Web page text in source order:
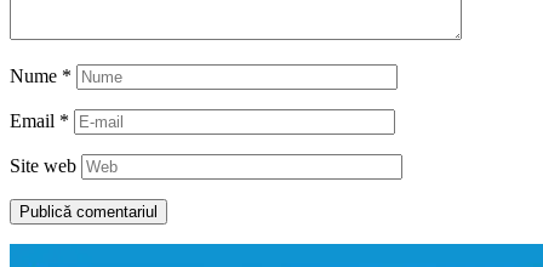
Nume *
Email *
Site web